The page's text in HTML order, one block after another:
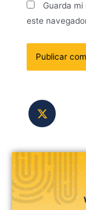
Guarda
este